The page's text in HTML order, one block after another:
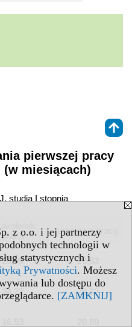
z o.o. i jej partnerzy
technologii w
statystycznych i
Prywatności. Możesz
lub dostępu do
[ZAMKNIJ]
pierwszej pracy
miesiącach)
studia I stopnia
praca
umowa o pracę
28,09 28,83
24,22 29,12